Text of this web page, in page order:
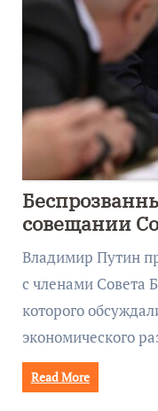
совещании
руководством
Владимир Путин
с членами Совета
которого
экономического
Read More